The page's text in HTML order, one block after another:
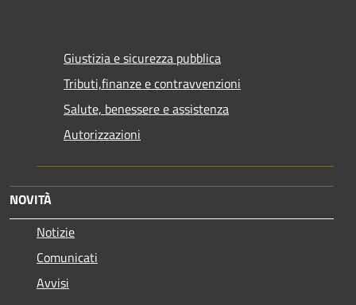
Giustizia e sicurezza pubblica
Tributi,finanze e contravvenzioni
Salute, benessere e assistenza
Autorizzazioni
NOVITÀ
Notizie
Comunicati
Avvisi